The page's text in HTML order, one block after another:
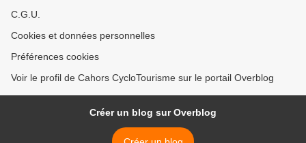
C.G.U.
Cookies et données personnelles
Préférences cookies
Voir le profil de Cahors CycloTourisme sur le portail Overblog
Créer un blog sur Overblog